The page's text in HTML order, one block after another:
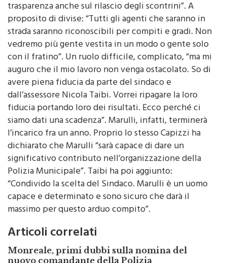
trasparenza anche sul rilascio degli scontrini”. A
proposito di divise: “Tutti gli agenti che saranno in
strada saranno riconoscibili per compiti e gradi. Non
vedremo più gente vestita in un modo o gente solo
con il fratino”. Un ruolo difficile, complicato, “ma mi
auguro che il mio lavoro non venga ostacolato. So di
avere piena fiducia da parte del sindaco e
dall’assessore Nicola Taibi. Vorrei ripagare la loro
fiducia portando loro dei risultati. Ecco perché ci
siamo dati una scadenza”. Marulli, infatti, terminerà
l’incarico fra un anno. Proprio lo stesso Capizzi ha
dichiarato che Marulli “sarà capace di dare un
significativo contributo nell’organizzazione della
Polizia Municipale”. Taibi ha poi aggiunto:
“Condivido la scelta del Sindaco. Marulli è un uomo
capace e determinato e sono sicuro che darà il
massimo per questo arduo compito”.
Articoli correlati
Monreale, primi dubbi sulla nomina del
nuovo comandante della Polizia